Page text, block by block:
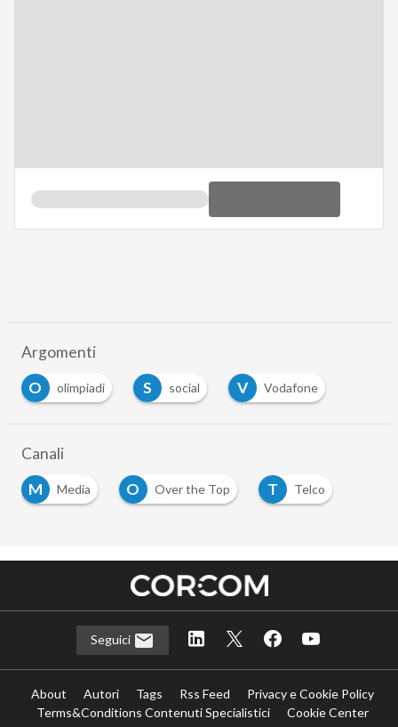
Argomenti
O
olimpiadi S social V Vodafone
Canali
M
Media O Over the Top T Telco
Seguici
About Autori Tags Rss Feed
Privacy e Cookie Policy
Terms&Conditions Contenuti Specialistici
Cookie Center